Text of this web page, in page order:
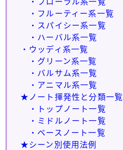
・フローラル系一覧
・フルーティー系一覧
・スパイシー系一覧
・ハーバル系一覧
・ウッディ系一覧
・グリーン系一覧
・バルサム系一覧
・アニマル系一覧
★ノート揮発性と分類一覧
・トップノート一覧
・ミドルノート一覧
・ベースノート一覧
★シーン別使用法例